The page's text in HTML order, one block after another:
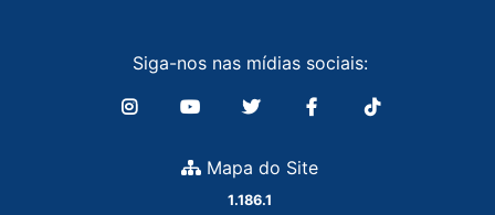
Siga-nos nas mídias sociais:
Mapa do Site
1.186.1